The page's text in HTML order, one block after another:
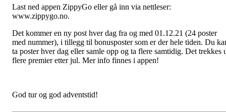
Last ned appen ZippyGo eller gå inn via nettleser:
www.zippygo.no.
Det kommer en ny post hver dag fra og med 01.12.21 (24 poster
med nummer), i tillegg til bonusposter som er der hele tiden. Du
ta poster hver dag eller samle opp og ta flere samtidig. Det trekkes
flere premier etter jul. Mer info finnes i appen!
God tur og god adventstid!